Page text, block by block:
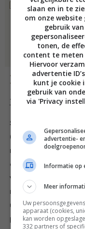
snufje zout
Bereiding
Taart
Smelt de rauwe
(da’s namelijk het
rozijnen,
een keukenmachine
vervolgens alle
mengsel in een
uur) in de koelkast.
perfect is
slaan en in te
om onze
gebruik
tonen, de
content te meten
Hiervoor
advertentie
kunt je cookie
gebruik van
via 'Privacy
advertentie-
Informatie op
Meer
Uw
apparaat (cookies,
kan worden
332 partners of